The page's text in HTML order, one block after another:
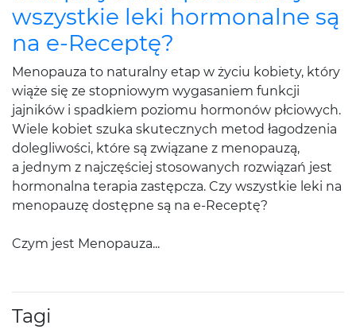
wszystkie leki hormonalne są
na e-Receptę?
Menopauza to naturalny etap w życiu kobiety, który
wiąże się ze stopniowym wygasaniem funkcji
jajników i spadkiem poziomu hormonów płciowych.
Wiele kobiet szuka skutecznych metod łagodzenia
dolegliwości, które są związane z menopauzą,
a jednym z najczęściej stosowanych rozwiązań jest
hormonalna terapia zastępcza. Czy wszystkie leki na
menopauzę dostępne są na e-Receptę?
Czym jest Menopauza...
Tagi